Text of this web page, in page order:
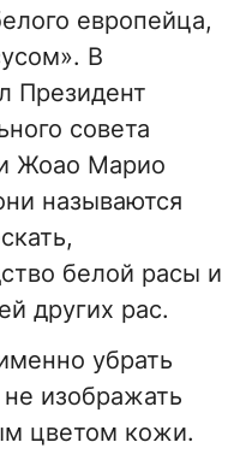
европейца,
В
Президент
совета
Жоао Марио
называются
белой расы и
других рас.
убрать
изображать
цветом кожи.